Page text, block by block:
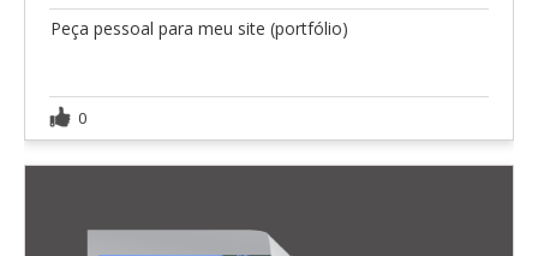
Peça pessoal para meu site (portfólio)
0